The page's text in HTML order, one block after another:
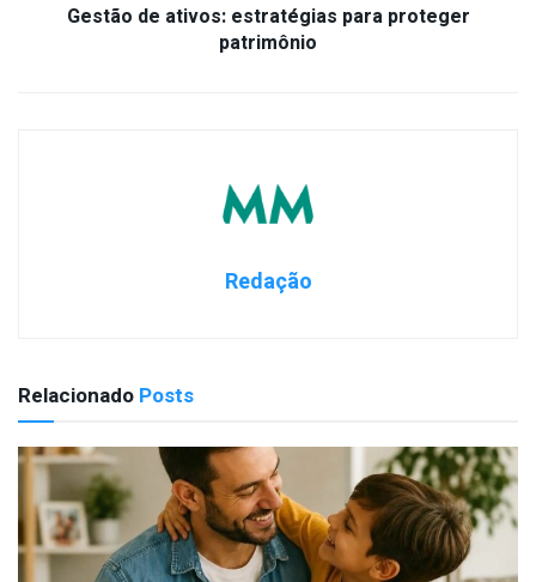
Gestão de ativos: estratégias para proteger
patrimônio
Redação
Relacionado Posts